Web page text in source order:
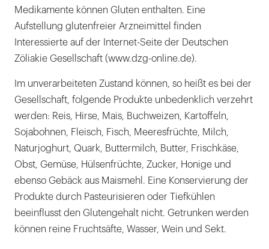
Medikamente können Gluten enthalten. Eine
Aufstellung glutenfreier Arzneimittel finden
Interessierte auf der Internet-Seite der Deutschen
Zöliakie Gesellschaft (www.dzg-online.de).
Im unverarbeiteten Zustand können, so heißt es bei der
Gesellschaft, folgende Produkte unbedenklich verzehrt
werden: Reis, Hirse, Mais, Buchweizen, Kartoffeln,
Sojabohnen, Fleisch, Fisch, Meeresfrüchte, Milch,
Naturjoghurt, Quark, Buttermilch, Butter, Frischkäse,
Obst, Gemüse, Hülsenfrüchte, Zucker, Honige und
ebenso Gebäck aus Maismehl. Eine Konservierung der
Produkte durch Pasteurisieren oder Tiefkühlen
beeinflusst den Glutengehalt nicht. Getrunken werden
können reine Fruchtsäfte, Wasser, Wein und Sekt.